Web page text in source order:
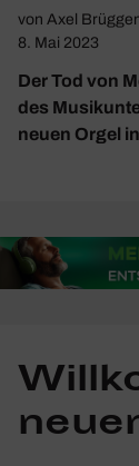
von Axel
8. Mai 2023
Der Tod von
des
neuen Orgel